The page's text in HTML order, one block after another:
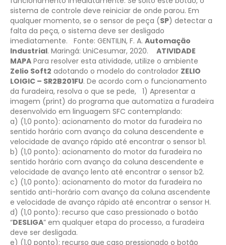
sistema de controle deve reiniciar de onde parou. Em
qualquer momento, se o sensor de peça (SP) detectar a
falta da peça, o sistema deve ser desligado
imediatamente.
Fonte: GENTILIN, F. A. Automação
Industrial. Maringá: UniCesumar, 2020.
ATIVIDADE
MAPA Para resolver esta atividade, utilize o ambiente
Zelio Soft2 adotando o modelo do controlador ZELIO
LOIGIC – SR2B201FU. De acordo com o funcionamento
da furadeira, resolva o que se pede, 1) Apresentar a
imagem (print) do programa que automatiza a furadeira
desenvolvido em linguagem SFC contemplando:
a) (1,0 ponto): acionamento do motor da furadeira no
sentido horário com avanço da coluna descendente e
velocidade de avanço rápido até encontrar o sensor b1.
b) (1,0 ponto): acionamento do motor da furadeira no
sentido horário com avanço da coluna descendente e
velocidade de avanço lento até encontrar o sensor b2.
c) (1,0 ponto): acionamento do motor da furadeira no
sentido anti-horário com avanço da coluna ascendente
e velocidade de avanço rápido até encontrar o sensor H.
d) (1,0 ponto): recurso que caso pressionado o botão
“DESLIGA” em qualquer etapa do processo, a furadeira
deve ser desligada.
e) (1,0 ponto): recurso que caso pressionado o botão